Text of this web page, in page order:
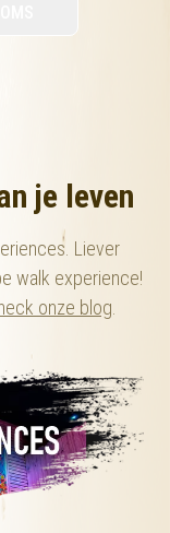
je leven
Liever
walk experience!
onze blog